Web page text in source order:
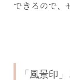
できるので、
「風景印